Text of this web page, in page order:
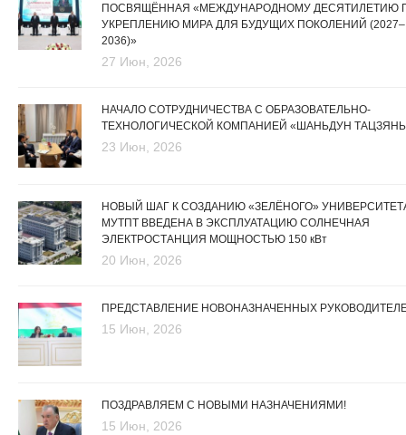
ПОСВЯЩЁННАЯ «МЕЖДУНАРОДНОМУ ДЕСЯТИЛЕТИЮ
УКРЕПЛЕНИЮ МИРА ДЛЯ БУДУЩИХ ПОКОЛЕНИЙ (2027–
2036)»
27 Июн, 2026
НАЧАЛО СОТРУДНИЧЕСТВА С ОБРАЗОВАТЕЛЬНО-
ТЕХНОЛОГИЧЕСКОЙ КОМПАНИЕЙ «ШАНЬДУН
23 Июн, 2026
НОВЫЙ ШАГ К СОЗДАНИЮ «ЗЕЛЁНОГО»
МУТПТ ВВЕДЕНА В ЭКСПЛУАТАЦИЮ СОЛНЕЧНАЯ
ЭЛЕКТРОСТАНЦИЯ МОЩНОСТЬЮ 150 кВт
20 Июн, 2026
ПРЕДСТАВЛЕНИЕ НОВОНАЗНАЧЕННЫХ
15 Июн, 2026
ПОЗДРАВЛЯЕМ С НОВЫМИ НАЗНАЧЕНИЯМИ!
15 Июн, 2026